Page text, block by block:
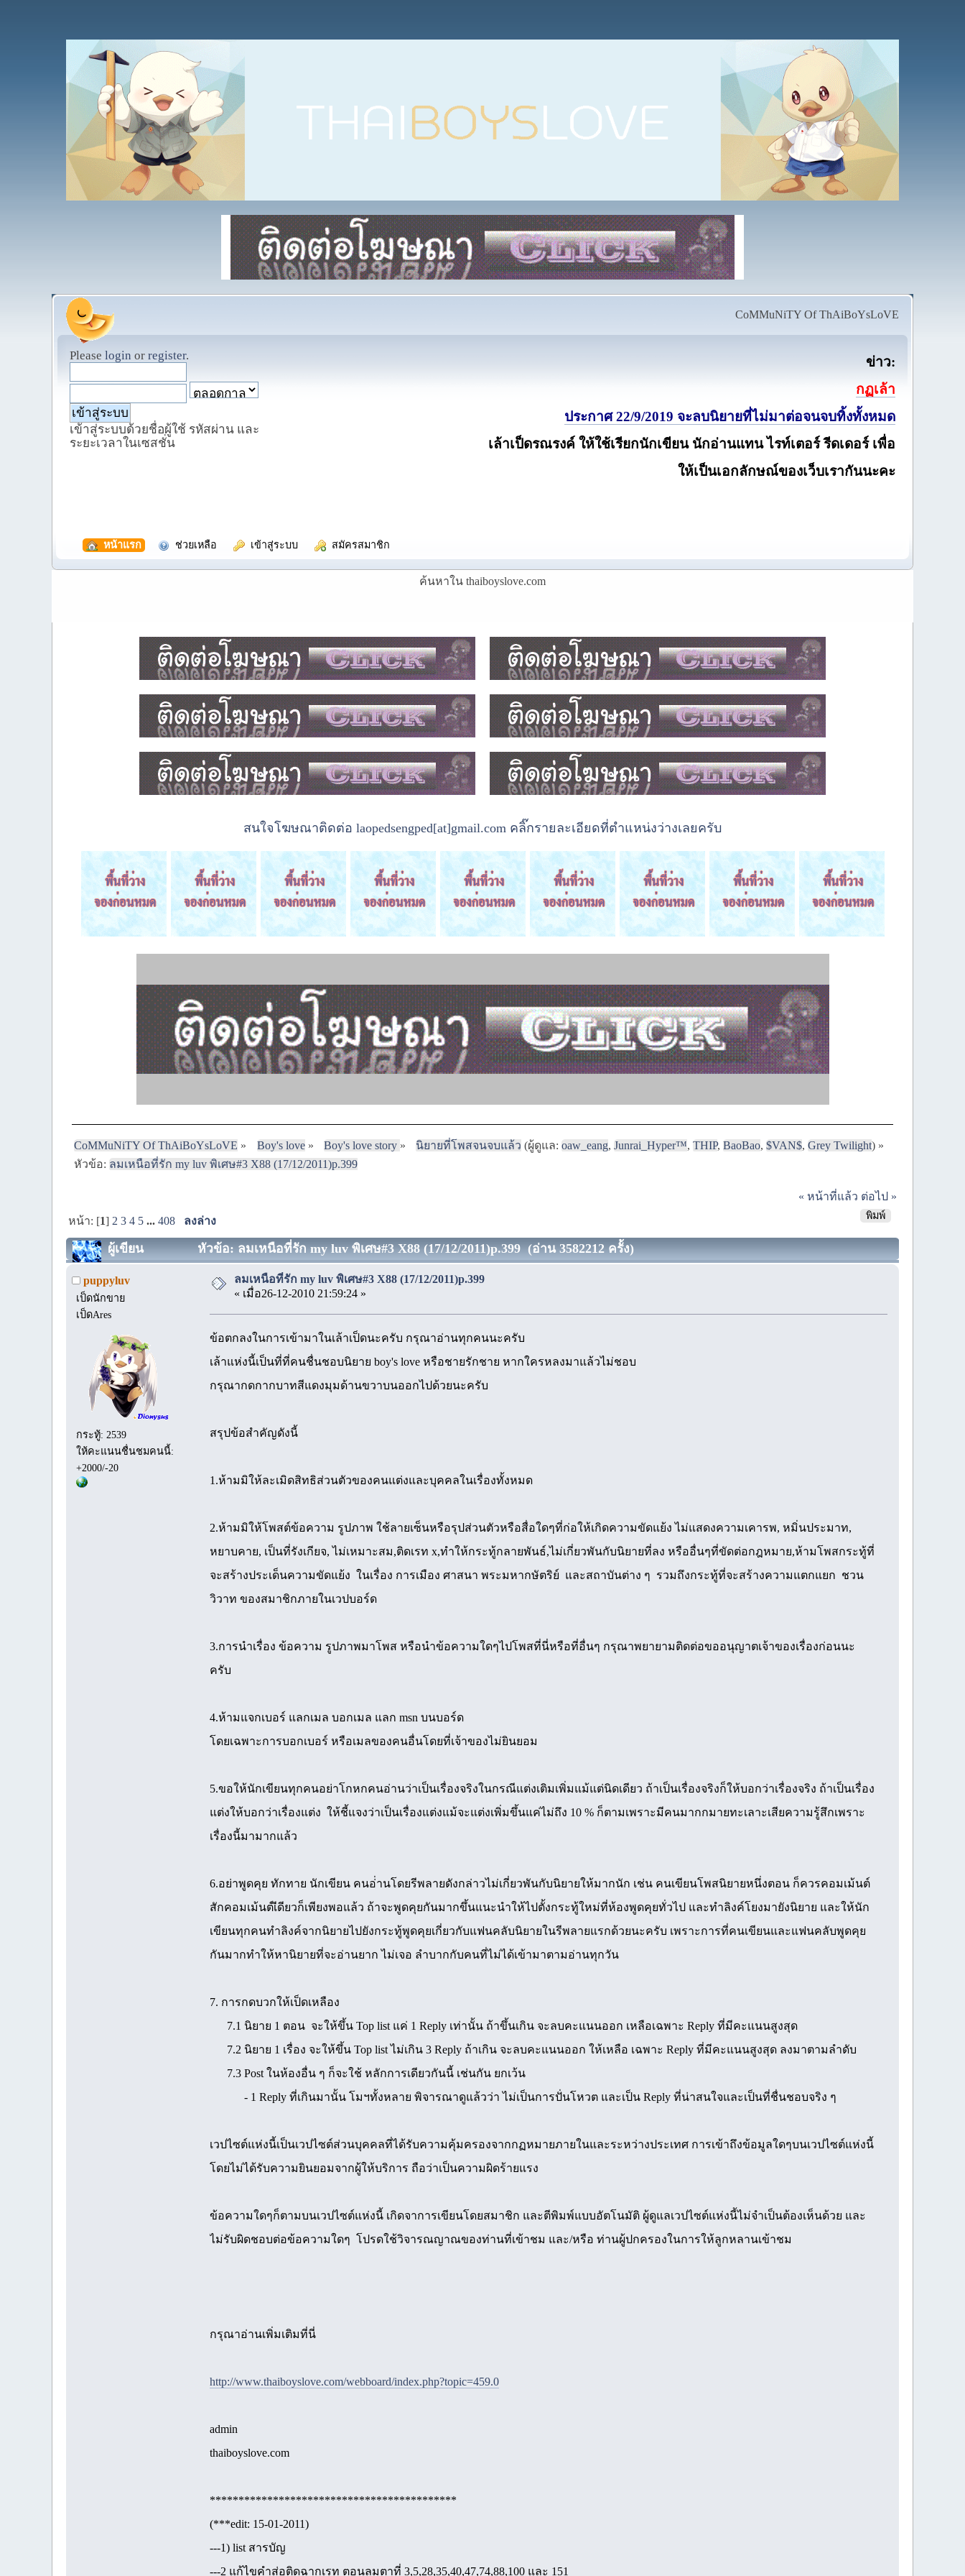
CoMMuNiTY Of ThAiBoYsLoVE
Please login or register.
เข้าสู่ระบบด้วยชื่อผู้ใช้ รหัสผ่าน และ
ระยะเวลาในเซสชั่น
ข่าว:
กฏเล้า
ประกาศ 22/9/2019 จะลบนิยายที่ไม่มาต่อจนจบทิ้งทั้งหมด
เล้าเป็ดรณรงค์ ให้ใช้เรียกนักเขียน นักอ่านแทน ไรท์เตอร์ รีดเดอร์ เพื่อ
ให้เป็นเอกลักษณ์ของเว็บเรากันนะคะ
หน้าแรก ช่วยเหลือ เข้าสู่ระบบ สมัครสมาชิก
ค้นหาใน thaiboyslove.com
สนใจโฆษณาติดต่อ laopedsengped[at]gmail.com คลิ๊กรายละเอียดที่ตำแหน่งว่างเลยครับ
CoMMuNiTY Of ThAiBoYsLoVE » Boy's love» Boy's love story » นิยายที่โพสจนจบแล้ว (ผู้ดูแล:oaw_eang,Junrai_Hyper™,THIP,BaoBao,$VAN$,Grey Twilight) »
หัวข้อ: ลมเหนือที่รัก my luv พิเศษ#3 X88 (17/12/2011)p.399
« หน้าที่แล้ว ต่อไป »
พิมพ์
หน้า: [1] 2 3 4 5 ...408 ลงล่าง
ผู้เขียน หัวข้อ: ลมเหนือที่รัก my luv พิเศษ#3 X88 (17/12/2011)p.399 (อ่าน 3582212 ครั้ง)
puppyluv
เป็ดนักขาย
เป็ดAres
กระทู้: 2539
ให้คะแนนชื่นชมคนนี้:
+2000/-20
ลมเหนือที่รัก my luv พิเศษ#3 X88 (17/12/2011)p.399
« เมื่อ26-12-2010 21:59:24 »
ข้อตกลงในการเข้ามาในเล้าเป็ดนะครับ กรุณาอ่านทุกคนนะครับ
เล้าแห่งนี้เป็นที่ที่คนชื่นชอบนิยาย boy's love หรือชายรักชาย หากใครหลงมาแล้วไม่ชอบ
กรุณากดกากบาทสีแดงมุมด้านขวาบนออกไปด้วยนะครับ
สรุปข้อสำคัญดังนี้
1.ห้ามมิให้ละเมิดสิทธิส่วนตัวของคนแต่งและบุคคลในเรื่องทั้งหมด
2.ห้ามมิให้โพสต์ข้อความ รูปภาพ ใช้ลายเซ็นหรือรุปส่วนตัวหรือสื่อใดๆที่ก่อให้เกิดความขัดแย้ง ไม่แสดงความเคารพ, หมิ่นประมาท,
หยาบคาย, เป็นที่รังเกียจ, ไม่เหมาะสม,ติดเรท x,ทำให้กระทู้กลายพันธ์,ไม่เกี่ยวพันกับนิยายที่ลง หรืออื่นๆที่ขัดต่อกฎหมาย,ห้ามโพสกระทู้ที่
จะสร้างประเด็นความขัดแย้ง ในเรื่อง การเมือง ศาสนา พระมหากษัตริย์ และสถาบันต่าง ๆ รวมถึงกระทู้ที่จะสร้างความแตกแยก ชวน
วิวาท ของสมาชิกภายในเวปบอร์ด
3.การนำเรื่อง ข้อความ รูปภาพมาโพส หรือนำข้อความใดๆไปโพสที่นี่หรือที่อื่นๆ กรุณาพยายามติดต่อขออนุญาตเจ้าของเรื่องก่อนนะ
ครับ
4.ห้ามแจกเบอร์ แลกเมล บอกเมล แลก msn บนบอร์ด
โดยเฉพาะการบอกเบอร์ หรือเมลของคนอื่นโดยที่เจ้าของไม่ยินยอม
5.ขอให้นักเขียนทุกคนอย่าโกหกคนอ่านว่าเป็นเรื่องจริงในกรณีแต่งเติมเพิ่มแม้แต่นิดเดียว ถ้าเป็นเรื่องจริงก็ให้บอกว่าเรื่องจริง ถ้าเป็นเรื่อง
แต่งให้บอกว่าเรื่องแต่ง ให้ชี้แจงว่าเป็นเรื่องแต่งแม้จะแต่งเพิ่มขึ้นแค่ไม่ถึง 10 % ก็ตามเพราะมีคนมากกมายทะเลาะเสียความรู้สึกเพราะ
เรื่องนี้มามากแล้ว
6.อย่าพูดคุย ทักทาย นักเขียน คนอ่่านโดยรีพลายดังกล่าวไม่เกี่ยวพันกับนิยายให้มากนัก เช่น คนเขียนโพสนิยายหนึ่งตอน ก็ควรคอมเม้นต์
สักคอมเม้นต์เีดียวก็เพียงพอแล้ว ถ้าจะพูดคุยกันมากขึ้นแนะนำให้ไปตั้งกระทู้ใหม่ที่ห้องพูดคุยทั่วไป และทำลิงค์โยงมายังนิยาย และให้นัก
เขียนทุกคนทำลิงค์จากนิยายไปยังกระทู้พูดคุยเกี่ยวกับแฟนคลับนิยายในรีพลายแรกด้วยนะครับ เพราะการที่คนเขียนและแฟนคลับพูดคุย
กันมากทำให้หานิยายที่จะอ่านยาก ไม่เจอ ลำบากกับคนที่ไม่ได้เข้ามาตามอ่านทุกวัน
7. การกดบวกให้เป็ดเหลือง
7.1 นิยาย 1 ตอน จะให้ขึ้น Top list แค่ 1 Reply เท่านั้น ถ้าขึ้นเกิน จะลบคะแนนออก เหลือเฉพาะ Reply ที่มีคะแนนสูงสุด
7.2 นิยาย 1 เรื่อง จะให้ขึ้น Top list ไม่เกิน 3 Reply ถ้าเกิน จะลบคะแนนออก ให้เหลือ เฉพาะ Reply ที่มีคะแนนสูงสุด ลงมาตามลำดับ
7.3 Post ในห้องอื่น ๆ ก็จะใช้ หลักการเดียวกันนี้ เช่นกัน ยกเว้น
- 1 Reply ที่เกินมานั้น โมฯทั้งหลาย พิจารณาดูแล้วว่า ไม่เป็นการปั่นโหวต และเป็น Reply ที่น่าสนใจและเป็นที่ชื่นชอบจริง ๆ
เวปไซต์แห่งนี้เป็นเวปไซต์ส่วนบุคคลที่ได้รับความคุ้มครองจากกฏหมายภายในและระหว่างประเทศ การเข้าถึงข้อมูลใดๆบนเวปไซต์แห่งนี้
โดยไม่ได้รับความยินยอมจากผู้ให้บริการ ถือว่าเป็นความผิดร้ายแรง
ข้อความใดๆก็ตามบนเวปไซต์แห่งนี้ เกิดจาการเขียนโดยสมาชิก และตีพิมพ์แบบอัตโนมัติ ผู้ดูแลเวปไซต์แห่งนี้ไม่จำเป็นต้องเห็นด้วย และ
ไม่รับผิดชอบต่อข้อความใดๆ โปรดใช้วิจารณญาณของท่านที่เข้าชม และ/หรือ ท่านผู้ปกครองในการให้ลูกหลานเข้าชม
กรุณาอ่านเพิ่มเติมที่นี่
http://www.thaiboyslove.com/webboard/index.php?topic=459.0
admin
thaiboyslove.com
*******************************************
(***edit: 15-01-2011)
---1) list สารบัญ
---2 แก้ไขคำส่อติดฉากเรท ตอนลมตาที่ 3,5,28,35,40,47,74,88,100 และ 151